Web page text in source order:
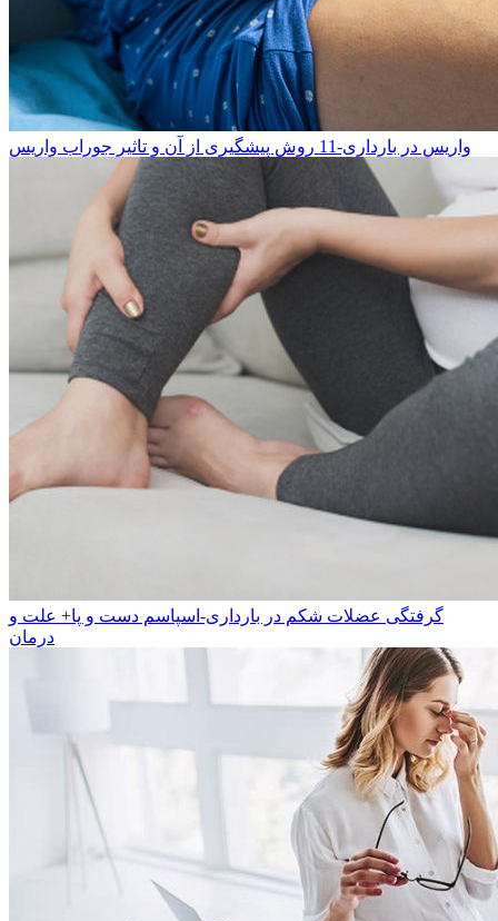
واریس در بارداری-11 روش پیشگیری از آن و تاثیر جوراب واریس
گرفتگی عضلات شکم در بارداری-اسپاسم دست و پا+ علت و
درمان